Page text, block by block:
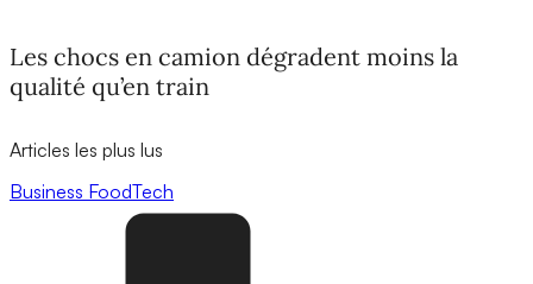
Les chocs en camion dégradent moins la
qualité qu’en train
Articles les plus lus
Business FoodTech